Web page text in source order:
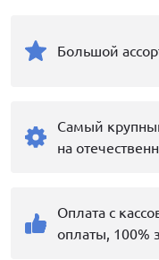
Большой
Самый
на
Оплата с
оплаты, 100%